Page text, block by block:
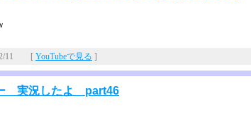
12/11 [ YouTubeで見る ]
実況したよ part46